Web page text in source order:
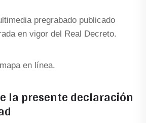
pregrabado publicado
en vigor del Real Decreto.
en línea.
la presente declaración